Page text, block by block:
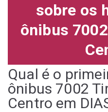
sobre os
ônibus
Qual é o
ônibus 7002
Centro em